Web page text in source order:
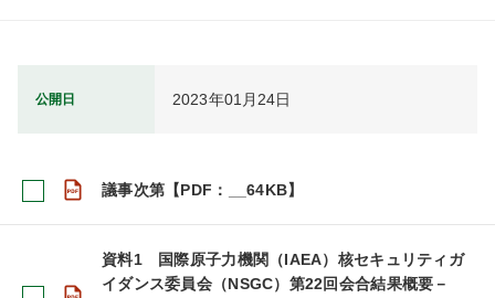
公開日 2023年01月24日
議事次第【PDF：__64KB】
資料1 国際原子力機関（IAEA）核セキュリティガ
イダンス委員会（NSGC）第22回会合結果概要－